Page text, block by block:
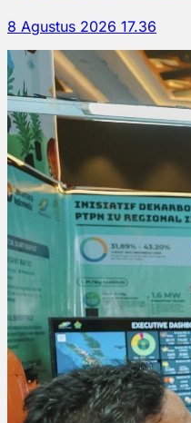
8 Agustus 2026 17.36